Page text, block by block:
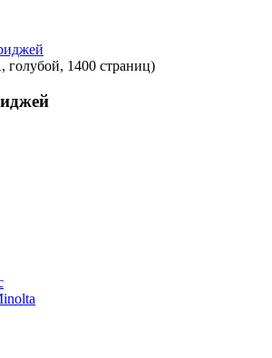
голубой, 1400 страниц)